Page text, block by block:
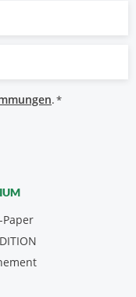
.*
Paper